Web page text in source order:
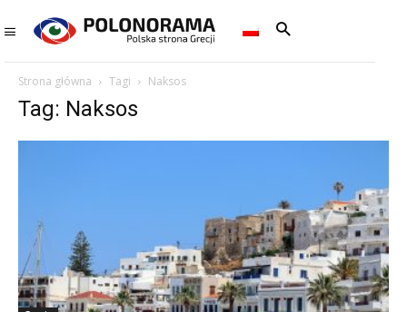
Strona główna Tagi Naksos
Tag: Naksos